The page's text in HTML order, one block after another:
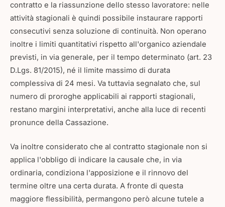
contratto e la riassunzione dello stesso lavoratore: nelle
attività stagionali è quindi possibile instaurare rapporti
consecutivi senza soluzione di continuità. Non operano
inoltre i limiti quantitativi rispetto all'organico aziendale
previsti, in via generale, per il tempo determinato (art. 23
D.Lgs. 81/2015), né il limite massimo di durata
complessiva di 24 mesi. Va tuttavia segnalato che, sul
numero di proroghe applicabili ai rapporti stagionali,
restano margini interpretativi, anche alla luce di recenti
pronunce della Cassazione.
Va inoltre considerato che al contratto stagionale non si
applica l'obbligo di indicare la causale che, in via
ordinaria, condiziona l'apposizione e il rinnovo del
termine oltre una certa durata. A fronte di questa
maggiore flessibilità, permangono però alcune tutele a